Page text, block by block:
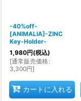
-40%off-
[ANIMALIA]-ZINC
Key-Holder-
1,980円(税込)
[通常販売価格:
3,300円]
カートに入れる